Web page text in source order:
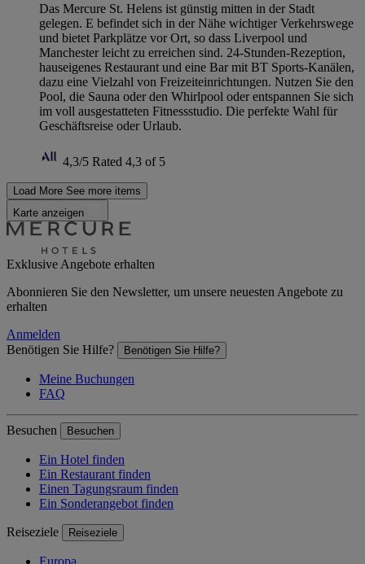
Das Mercure St. Helens ist günstig mitten in der Stadt
gelegen. E befindet sich in der Nähe wichtiger Verkehrswege
und bietet Parkplätze vor Ort, so dass Liverpool und
Manchester leicht zu erreichen sind. 24-Stunden-Rezeption,
hauseigenes Restaurant und eine Bar mit BT Sports-Kanälen,
dazu eine Vielzahl von Freizeiteinrichtungen. Nutzen Sie den
Pool, die Sauna oder den Whirlpool oder entspannen Sie sich
im voll ausgestatteten Fitnessstudio. Die perfekte Wahl für
Geschäftsreise oder Urlaub.
4,3/5 Rated 4,3 of 5
Load More See more items
Karte anzeigen
Exklusive Angebote erhalten
Abonnieren Sie den Newsletter, um unsere neuesten Angebote zu
erhalten
Anmelden
Benötigen Sie Hilfe?
Benötigen Sie Hilfe?
Meine Buchungen
FAQ
Besuchen Besuchen
Ein Hotel finden
Ein Restaurant finden
Einen Tagungsraum finden
Ein Sonderangebot finden
Reiseziele Reiseziele
Europa